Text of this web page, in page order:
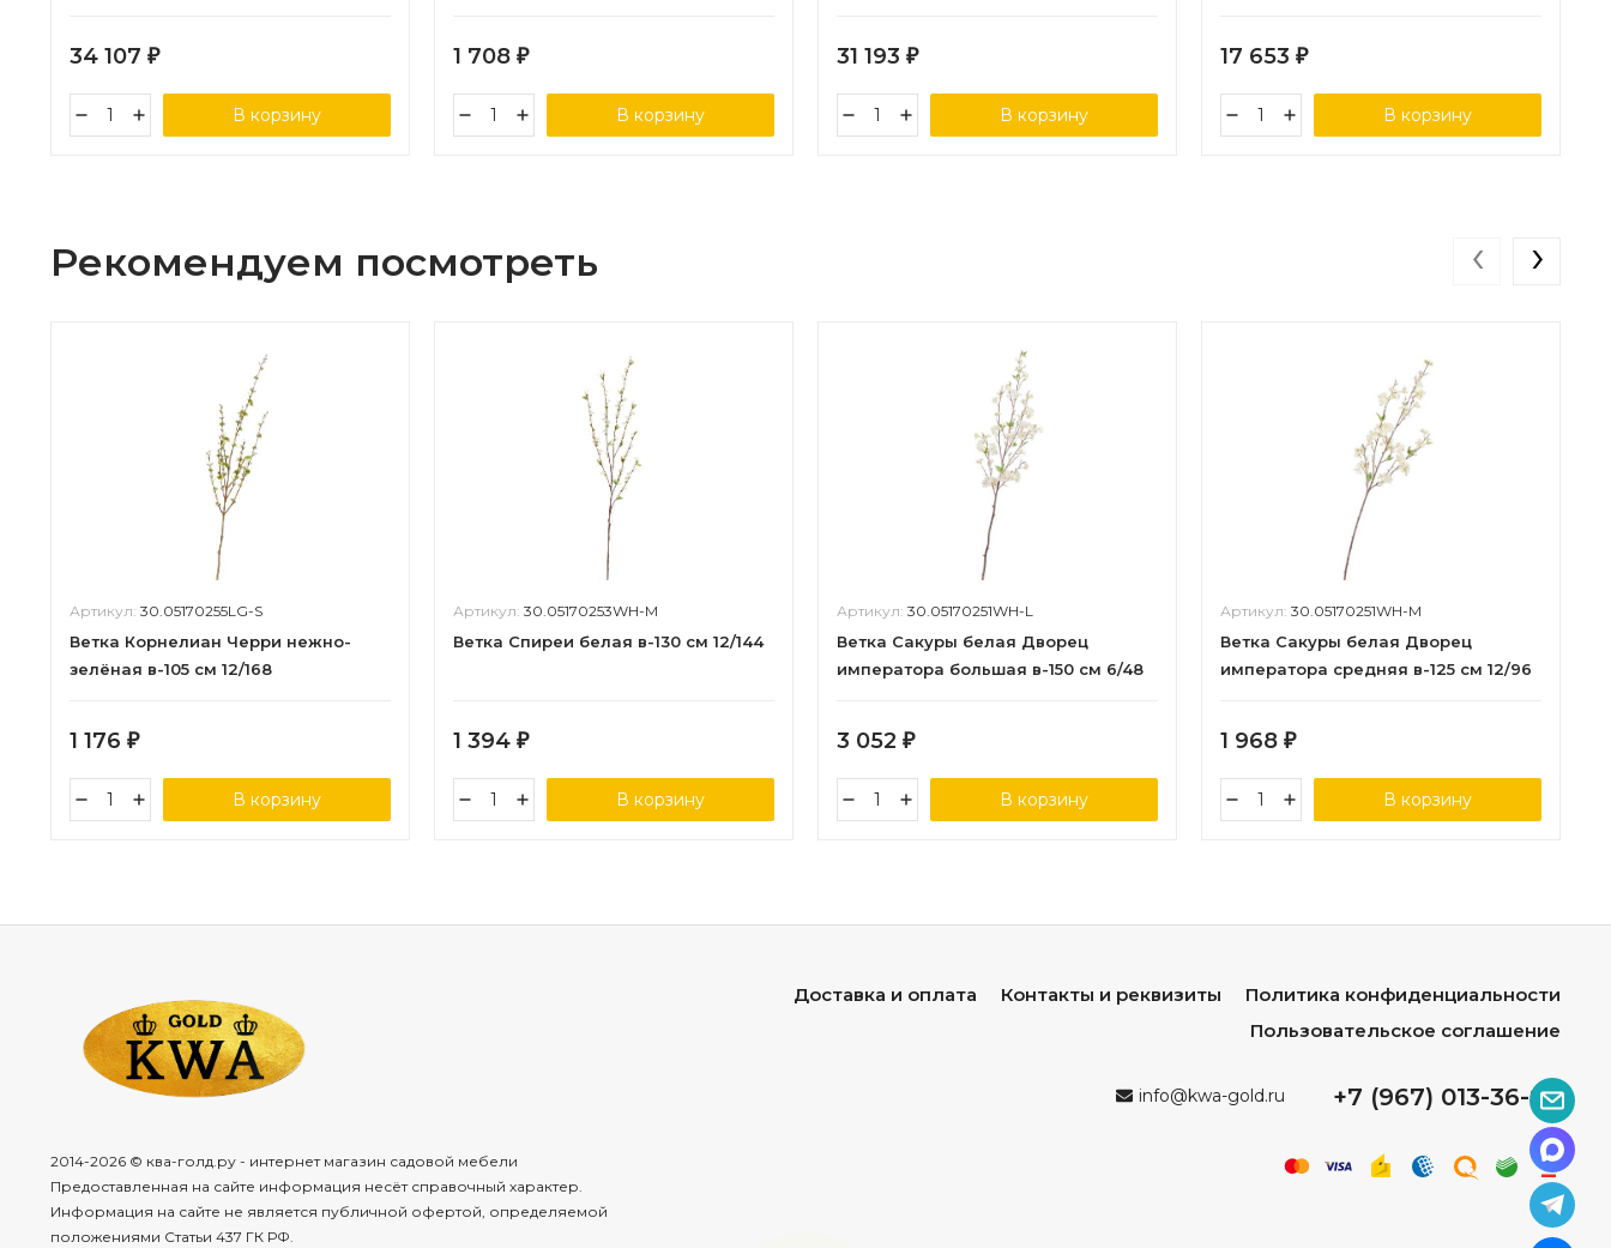
34 107 ₽
В корзину
1 708 ₽
В корзину
31 193 ₽
В корзину
17 653 ₽
В корзину
Рекомендуем посмотреть
Артикул: 30.05170255LG-S
Ветка Корнелиан Черри нежно-
зелёная в-105 см 12/168
1 176 ₽
В корзину
Артикул: 30.05170253WH-M
Ветка Спиреи белая в-130 см 12/144
1 394 ₽
В корзину
Артикул: 30.05170251WH-L
Ветка Сакуры белая Дворец
императора большая в-150 см 6/48
3 052 ₽
В корзину
Артикул: 30.05170251WH-M
Ветка Сакуры белая Дворец
императора средняя в-125 см 12/96
1 968 ₽
В корзину
‹ ›
2014-2026 © ква-голд.ру - интернет магазин садовой мебели
Предоставленная на сайте информация несёт справочный характер.
Информация на сайте не является публичной офертой, определяемой
положениями Статьи 437 ГК РФ.
Доставка и оплата Контакты и реквизиты
Политика конфиденциальности
Пользовательское соглашение
info@kwa-gold.ru +7 (967) 013-36-96